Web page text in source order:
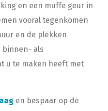
en een muffe geur in
vooral tegenkomen
en de plekken
binnen- als
u te maken heeft met
en bespaar op de